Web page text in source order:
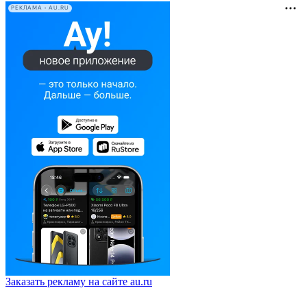
РЕКЛАМА • AU.RU
Заказать рекламу на сайте au.ru